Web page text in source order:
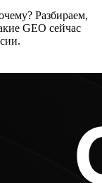
Разбираем,
GEO сейчас